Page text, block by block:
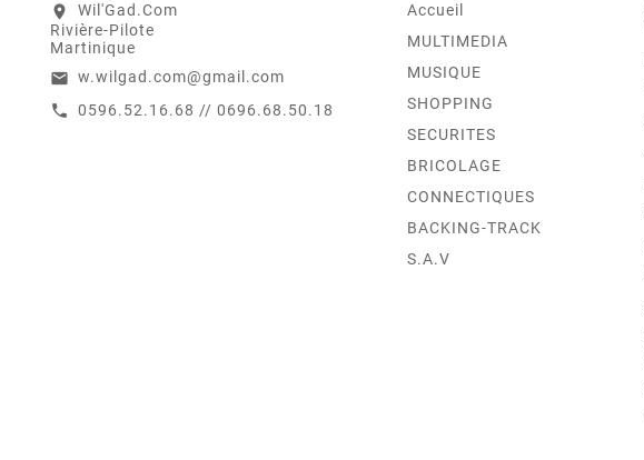
location_on
Wil'Gad.Com
Rivière-Pilote
Martinique
email w.wilgad.com@gmail.com
call 0596.52.16.68 // 0696.68.50.18
Accueil
MULTIMEDIA
MUSIQUE
SHOPPING
SECURITES
BRICOLAGE
CONNECTIQUES
BACKING-TRACK
S.A.V